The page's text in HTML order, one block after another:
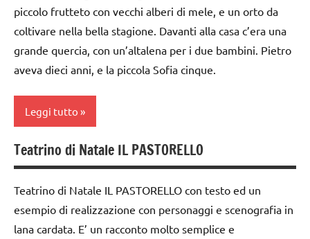
ARGOMENTI
PER ETA'
GUIDA
DIDATTICA
WALDORF
Inverno
cardata
Natale
racconti
dai
6
anni
DOWNLOAD
FESTE
DELL'ANNO
DIDATTICA
WALDORF
Natale
piccolo frutteto con vecchi alberi di mele, e un orto da
coltivare nella bella stagione. Davanti alla casa c’era una
grande quercia, con un’altalena per i due bambini. Pietro
aveva dieci anni, e la piccola Sofia cinque.
Leggi tutto
2a
settimana
di
avvento
arte
Teatrino di Natale IL PASTORELLO
Teatrino di Natale IL PASTORELLO con testo ed un
esempio di realizzazione con personaggi e scenografia in
lana cardata. E’ un racconto molto semplice e